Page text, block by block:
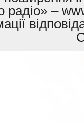
радіо» –